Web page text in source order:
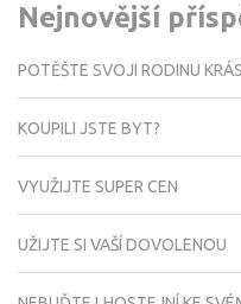
Nejnovější
POTĚŠTE SVOJI RODINU
KOUPILI JSTE BYT?
VYUŽIJTE SUPER CEN
UŽIJTE SI VAŠÍ DOVOLENOU